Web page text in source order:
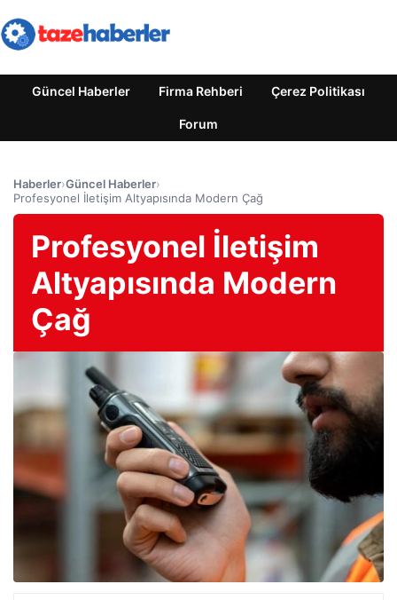
Güncel Haberler Firma Rehberi Çerez Politikası
Forum
Haberler›Güncel Haberler›
Profesyonel İletişim Altyapısında Modern Çağ
Profesyonel İletişim
Altyapısında Modern
Çağ